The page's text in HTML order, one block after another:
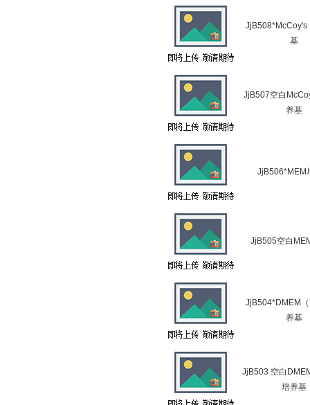
基
JjB507空白
养基
JjB506*MEM
JjB505空白
JjB504*DMEM
养基
JjB503 空白
培养基